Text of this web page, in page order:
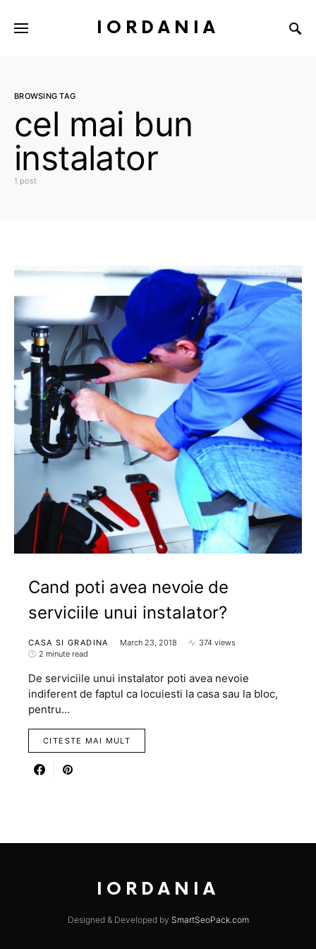
IORDANIA
BROWSING TAG
cel mai bun
instalator
1 post
Cand poti avea nevoie de
serviciile unui instalator?
CASA SI GRADINA March 23, 2018
374 views
2 minute read
De serviciile unui instalator poti avea nevoie
indiferent de faptul ca locuiesti la casa sau la bloc,
pentru…
CITESTE MAI MULT
IORDANIA
Designed & Developed by SmartSeoPack.com